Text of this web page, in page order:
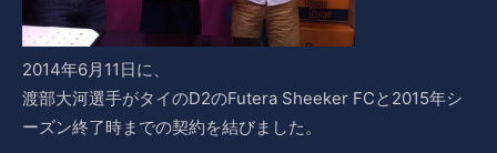
2014年6月11日に、
渡部大河選手がタイのD2のFutera Sheeker FCと2015年シ
ーズン終了時までの契約を結びました。